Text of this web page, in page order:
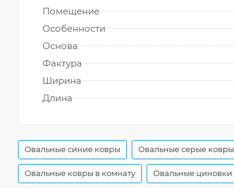
Помещение
Особенности
Основа
Фактура
Ширина
Длина
Овальные синие ковры Овальные серые ковры
Овальные ковры в комнату Овальные циновки